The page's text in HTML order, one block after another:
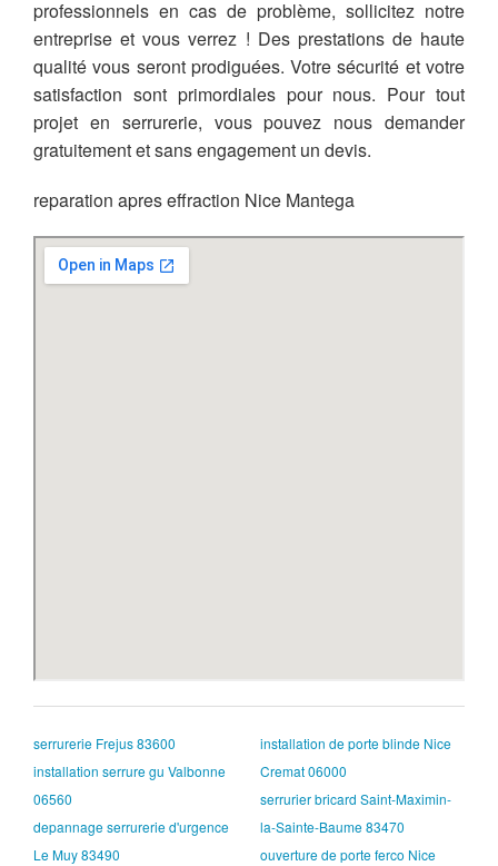
professionnels en cas de problème, sollicitez notre
entreprise et vous verrez ! Des prestations de haute
qualité vous seront prodiguées. Votre sécurité et votre
satisfaction sont primordiales pour nous. Pour tout
projet en serrurerie, vous pouvez nous demander
gratuitement et sans engagement un devis.
reparation apres effraction Nice Mantega
serrurerie Frejus 83600
installation serrure gu Valbonne
06560
depannage serrurerie d'urgence
Le Muy 83490
installation de porte blinde Nice
Cremat 06000
serrurier bricard Saint-Maximin-
la-Sainte-Baume 83470
ouverture de porte ferco Nice